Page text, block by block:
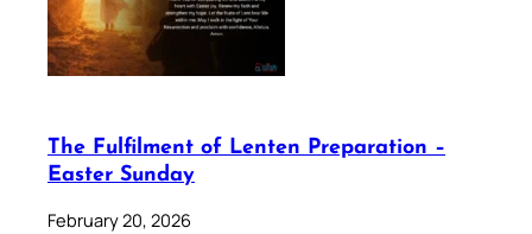
The Fulfilment of Lenten Preparation –
Easter Sunday
February 20, 2026